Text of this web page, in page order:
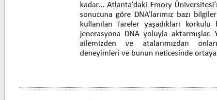
kadar… Atlanta’daki Emory
sonucuna göre DNA’larımız bazı
kullanılan fareler yaşadıkları
jenerasyona DNA yoluyla
ailemizden ve atalarımızdan
deneyimleri ve bunun neticesinde